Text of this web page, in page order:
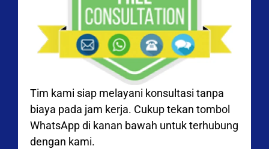
Tim kami siap melayani konsultasi tanpa
biaya pada jam kerja. Cukup tekan tombol
WhatsApp di kanan bawah untuk terhubung
dengan kami.